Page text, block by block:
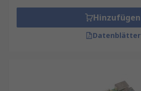
Hinzufügen
Datenblätter